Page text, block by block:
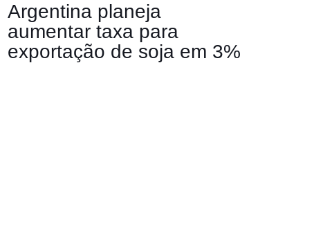
Argentina planeja
aumentar taxa para
exportação de soja em 3%